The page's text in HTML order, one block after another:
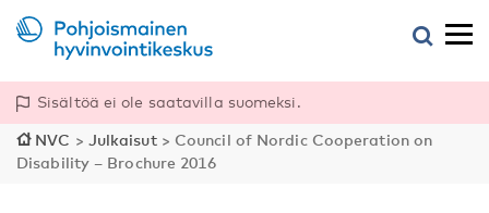
Sisältöä ei ole saatavilla suomeksi.
NVC > Julkaisut> Council of Nordic Cooperation on
Disability – Brochure 2016